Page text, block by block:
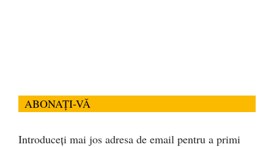
ABONAȚI-VĂ
Introduceți mai jos adresa de email pentru a primi